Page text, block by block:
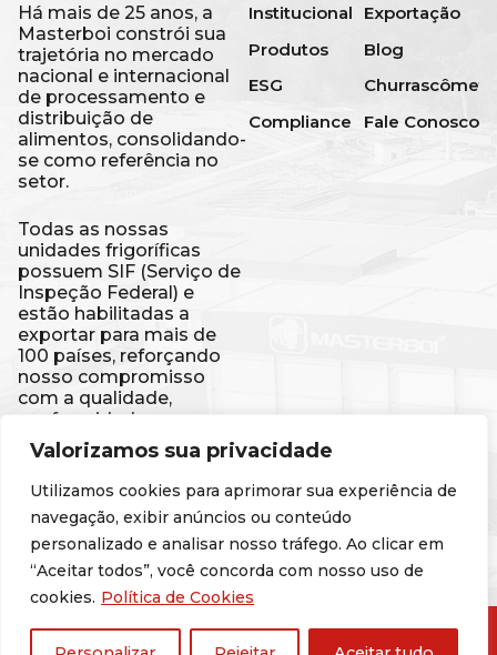
Valorizamos sua privacidade
Utilizamos cookies para aprimorar sua experiência de
navegação, exibir anúncios ou conteúdo
personalizado e analisar nosso tráfego. Ao clicar em
“Aceitar todos”, você concorda com nosso uso de
cookies. Política de Cookies
Há mais de 25 anos, a
Masterboi constrói sua
trajetória no mercado
nacional e internacional
de processamento e
distribuição de
alimentos, consolidando-
se como referência no
setor.
Todas as nossas
unidades frigoríficas
possuem SIF (Serviço de
Inspeção Federal) e
estão habilitadas a
exportar para mais de
100 países, reforçando
nosso compromisso
com a qualidade,
conformidade e
segurança de nossos
produtos. Isso é a
Masterboi ganhando o
mundo.
Institucional
Produtos
ESG
Compliance
Exportação
Blog
Fale Conosco
Código de Conduta
© 2025 Masterboi - Todos os direitos reservados